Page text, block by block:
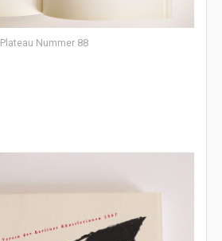
Plateau Nummer 88